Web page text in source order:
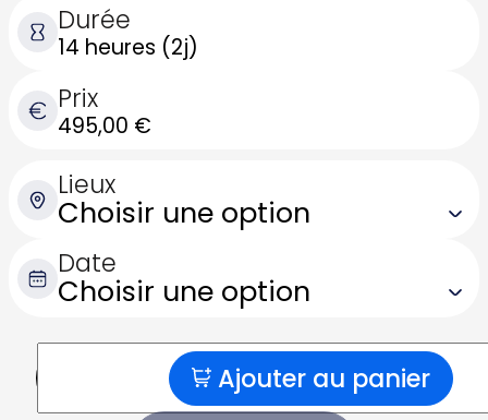
Durée
14 heures (2j)
Prix
495,00 €
Lieux
Date
quantité
Ajouter au panier